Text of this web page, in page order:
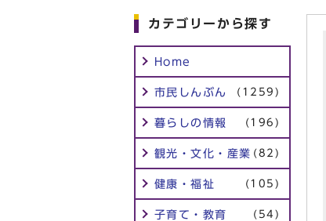
カテゴリーから探す
Home
市民しんぶん (1259)
暮らしの情報 (196)
観光・文化・産業 (82)
健康・福祉 (105)
子育て・教育 (54)